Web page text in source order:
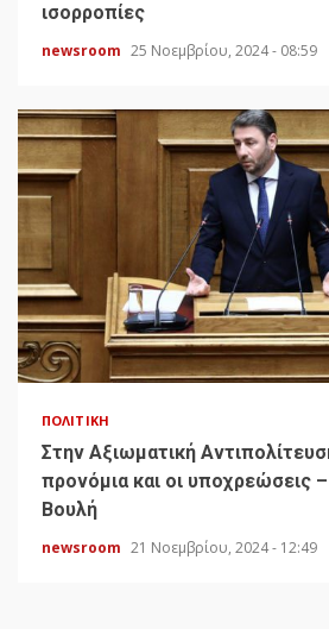
ισορροπίες
newsroom 25 Νοεμβρίου, 2024 - 08:59
ΠΟΛΙΤΙΚΉ
Στην Αξιωματική
προνόμια και οι υποχρεώσεις
Βουλή
newsroom 21 Νοεμβρίου, 2024 - 12:49